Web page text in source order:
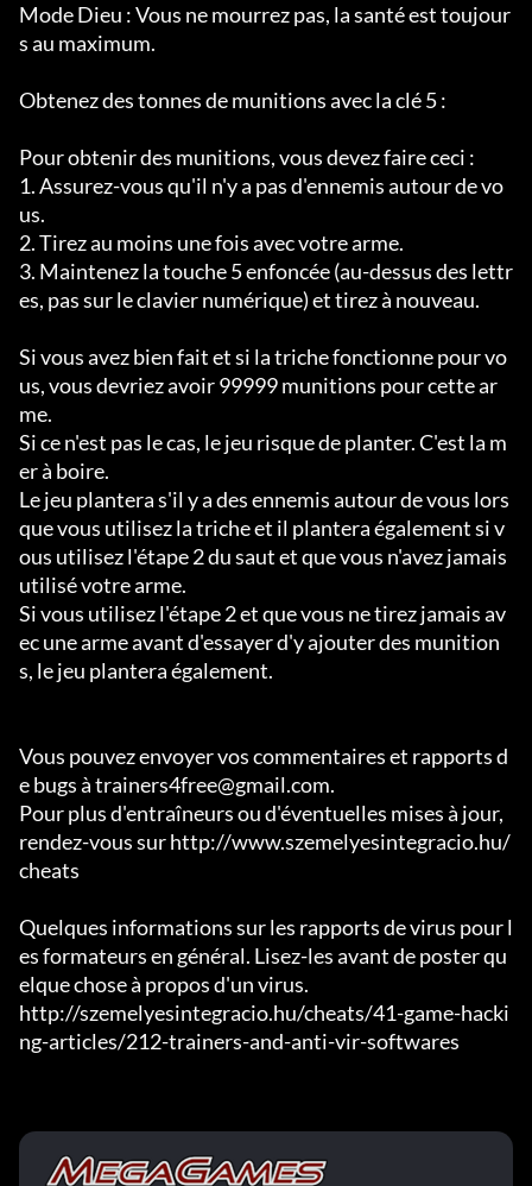
Mode Dieu : Vous ne mourrez pas, la santé est toujour
s au maximum.
Obtenez des tonnes de munitions avec la clé 5 :
Pour obtenir des munitions, vous devez faire ceci :
1. Assurez-vous qu'il n'y a pas d'ennemis autour de vo
us.
2. Tirez au moins une fois avec votre arme.
3. Maintenez la touche 5 enfoncée (au-dessus des lettr
es, pas sur le clavier numérique) et tirez à nouveau.
Si vous avez bien fait et si la triche fonctionne pour vo
us, vous devriez avoir 99999 munitions pour cette ar
me.
Si ce n'est pas le cas, le jeu risque de planter. C'est la m
er à boire.
Le jeu plantera s'il y a des ennemis autour de vous lors
que vous utilisez la triche et il plantera également si v
ous utilisez l'étape 2 du saut et que vous n'avez jamais
utilisé votre arme.
Si vous utilisez l'étape 2 et que vous ne tirez jamais av
ec une arme avant d'essayer d'y ajouter des munition
s, le jeu plantera également.
Vous pouvez envoyer vos commentaires et rapports d
e bugs à trainers4free@gmail.com.
Pour plus d'entraîneurs ou d'éventuelles mises à jour,
rendez-vous sur http://www.szemelyesintegracio.hu/
cheats
Quelques informations sur les rapports de virus pour l
es formateurs en général. Lisez-les avant de poster qu
elque chose à propos d'un virus.
http://szemelyesintegracio.hu/cheats/41-game-hacki
ng-articles/212-trainers-and-anti-vir-softwares